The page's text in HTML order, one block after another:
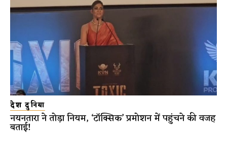
देश दुनिया
नयनतारा ने तोड़ा नियम, ‘टॉक्सिक’ प्रमोशन में पहुंचने की वजह
बताई!